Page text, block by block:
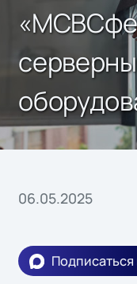
06.05.2025
Подписаться